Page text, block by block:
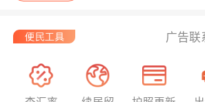
广告联